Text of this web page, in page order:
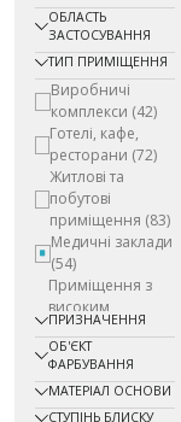
ОБЛАСТЬ
ЗАСТОСУВАННЯ
ТИП ПРИМІЩЕННЯ
Виробничі
комплекси (42)
Готелі, кафе,
ресторани (72)
Житлові та
побутові
приміщення (83)
Медичні заклади
(54)
Приміщення з
високим
експлуатаційним
навантаженням
(62)
Приміщення
загального
ПРИЗНАЧЕННЯ
ОБ'ЄКТ
ФАРБУВАННЯ
МАТЕРІАЛ ОСНОВИ
СТУПІНЬ БЛИСКУ